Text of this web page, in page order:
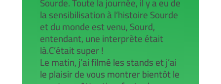
la sensibilisation à l’histoire Sourde
et du monde est venu, Sourd,
entendant, une interprète était
là.C’était super !
Le matin, j’ai filmé les stands et j’ai
le plaisir de vous montrer bientôt le